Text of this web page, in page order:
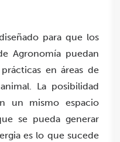
para que los
Agronomía puedan
en áreas de
La posibilidad
un mismo espacio
se pueda generar
es lo que sucede